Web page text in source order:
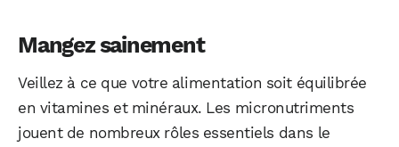
Mangez sainement
Veillez à ce que votre alimentation soit équilibrée
en vitamines et minéraux. Les micronutriments
jouent de nombreux rôles essentiels dans le